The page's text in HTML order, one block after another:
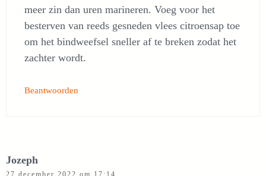
meer zin dan uren marineren. Voeg voor het
besterven van reeds gesneden vlees citroensap toe
om het bindweefsel sneller af te breken zodat het
zachter wordt.
Beantwoorden
Jozeph
27 december 2022 om 17:14